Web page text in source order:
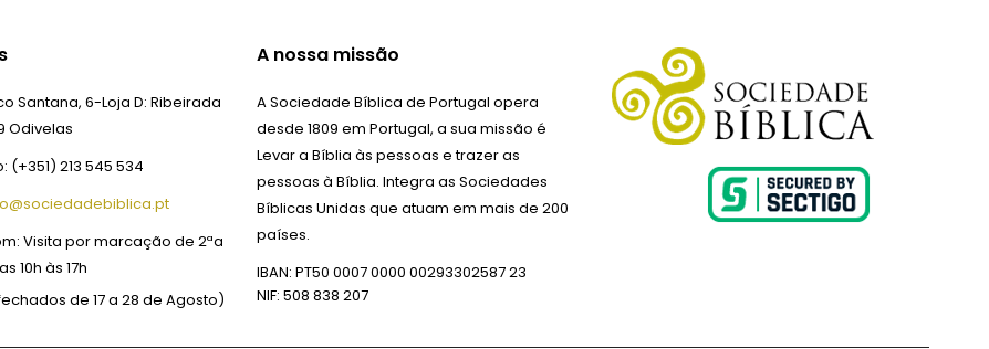
Santana, 6-Loja D: Ribeirada
Odivelas
(+351) 213 545 534
Visita por marcação de 2ªa
10h às 17h
de 17 a 28 de Agosto)
A nossa missão
A Sociedade Bíblica de Portugal opera
desde 1809 em Portugal, a sua missão é
Levar a Bíblia às pessoas e trazer as
pessoas à Bíblia. Integra as Sociedades
Bíblicas Unidas que atuam em mais de 200
países.
IBAN: PT50 0007 0000 00293302587 23
NIF: 508 838 207